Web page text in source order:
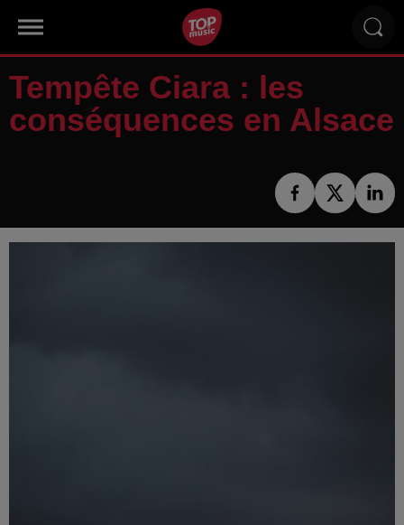
Tempête Ciara : les
conséquences en Alsace